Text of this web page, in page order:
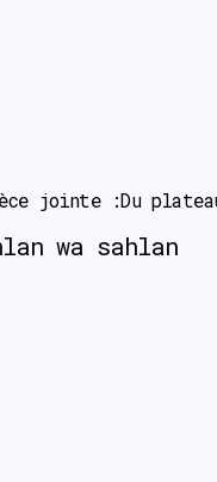
jointe :Du
wa sahlan